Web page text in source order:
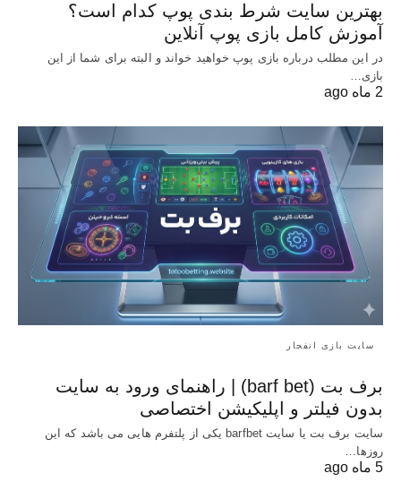
بهترین سایت شرط بندی پوپ کدام است؟
آموزش کامل بازی پوپ آنلاین
در این مطلب درباره بازی پوپ خواهید خواند و البته برای شما از این
بازی…
2 ماه ago
سایت بازی انفجار
برف بت (barf bet) | راهنمای ورود به سایت
بدون فیلتر و اپلیکیشن اختصاصی
سایت برف بت یا سایت barfbet یکی از پلتفرم‌ هایی می باشد که این
روزها…
5 ماه ago